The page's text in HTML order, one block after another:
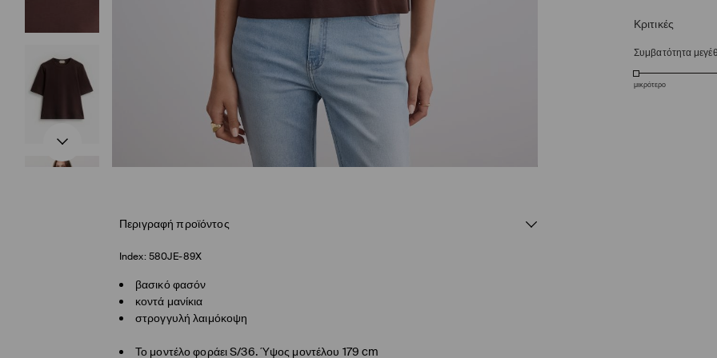
Κριτικές
Συμβατότητα
μικρότερο
Περιγραφή προϊόντος
Index: 580JE-89X
βασικό φασόν
κοντά μανίκια
στρογγυλή λαιμόκοψη
Το μοντέλο φοράει S/36. Ύψος μοντέλου 179 cm